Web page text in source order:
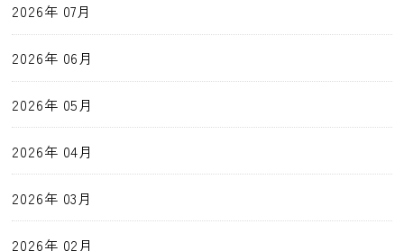
2026年 07月
2026年 06月
2026年 05月
2026年 04月
2026年 03月
2026年 02月